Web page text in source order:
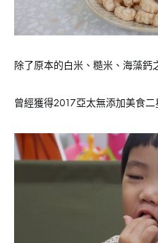
除了原本的白米、糙米、海藻鈣
曾經獲得2017亞太無添加美食二